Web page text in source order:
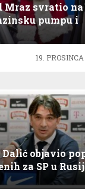
Mraz svratio na
pumpu i
sve
19. PROSINCA
objavio
za SP u